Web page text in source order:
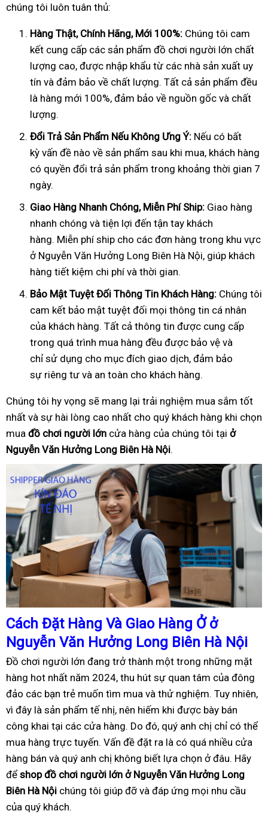
chúng tôi luôn tuân thủ:
Hàng Thật, Chính Hãng, Mới 100%: Chúng tôi cam
kết cung cấp các sản phẩm đồ chơi người lớn chất
lượng cao, được nhập khẩu từ các nhà sản xuất uy
tín và đảm bảo về chất lượng. Tất cả sản phẩm đều
là hàng mới 100%, đảm bảo về nguồn gốc và chất
lượng.
Đổi Trả Sản Phẩm Nếu Không Ưng Ý: Nếu có bất
kỳ vấn đề nào về sản phẩm sau khi mua, khách hàng
có quyền đổi trả sản phẩm trong khoảng thời gian 7
ngày.
Giao Hàng Nhanh Chóng, Miễn Phí Ship: Giao hàng
nhanh chóng và tiện lợi đến tận tay khách
hàng. Miễn phí ship cho các đơn hàng trong khu vực
ở Nguyễn Văn Hưởng Long Biên Hà Nội, giúp khách
hàng tiết kiệm chi phí và thời gian.
Bảo Mật Tuyệt Đối Thông Tin Khách Hàng: Chúng tôi
cam kết bảo mật tuyệt đối mọi thông tin cá nhân
của khách hàng. Tất cả thông tin được cung cấp
trong quá trình mua hàng đều được bảo vệ và
chỉ sử dụng cho mục đích giao dịch, đảm bảo
sự riêng tư và an toàn cho khách hàng.
Chúng tôi hy vọng sẽ mang lại trải nghiệm mua sắm tốt
nhất và sự hài lòng cao nhất cho quý khách hàng khi chọn
mua đồ chơi người lớn cửa hàng của chúng tôi tại ở
Nguyễn Văn Hưởng Long Biên Hà Nội.
Cách Đặt Hàng Và Giao Hàng Ởở
Nguyễn Văn Hưởng Long Biên Hà Nội
Đồ chơi người lớn đang trở thành một trong những mặt
hàng hot nhất năm 2024, thu hút sự quan tâm của đông
đảo các bạn trẻ muốn tìm mua và thử nghiệm. Tuy nhiên,
vì đây là sản phẩm tế nhị, nên hiếm khi được bày bán
công khai tại các cửa hàng. Do đó, quý anh chị chỉ có thể
mua hàng trực tuyến. Vấn đề đặt ra là có quá nhiều cửa
hàng bán và quý anh chị không biết lựa chọn ở đâu. Hãy
để shop đồ chơi người lớn ở Nguyễn Văn Hưởng Long
Biên Hà Nội chúng tôi giúp đỡ và đáp ứng mọi nhu cầu
của quý khách.